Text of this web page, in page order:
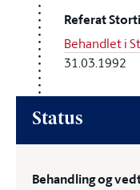
Referat
Behandlet i
31.03.1992
Status
Behandling og